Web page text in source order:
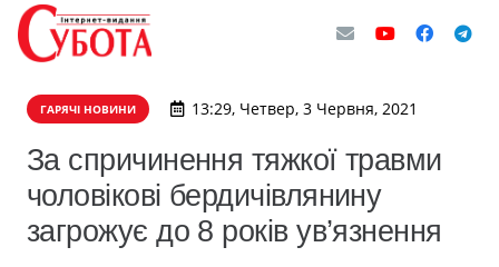
ГАРЯЧІ НОВИНИ 13:29, Четвер, 3 Червня, 2021
За спричинення тяжкої травми
чоловікові бердичівлянину
загрожує до 8 років ув’язнення